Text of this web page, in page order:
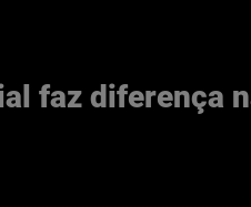
faz diferença